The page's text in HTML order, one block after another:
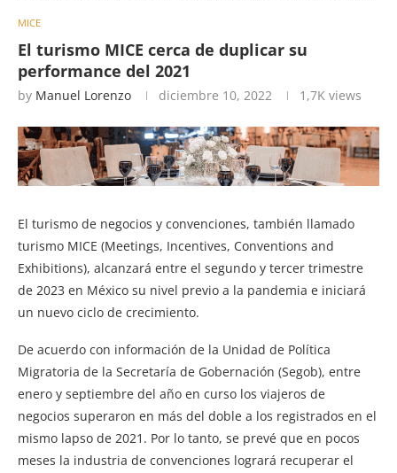
MICE
El turismo MICE cerca de duplicar su
performance del 2021
by Manuel Lorenzo diciembre 10, 2022 1,7K views
El turismo de negocios y convenciones, también llamado
turismo MICE (Meetings, Incentives, Conventions and
Exhibitions), alcanzará entre el segundo y tercer trimestre
de 2023 en México su nivel previo a la pandemia e iniciará
un nuevo ciclo de crecimiento.
De acuerdo con información de la Unidad de Política
Migratoria de la Secretaría de Gobernación (Segob), entre
enero y septiembre del año en curso los viajeros de
negocios superaron en más del doble a los registrados en el
mismo lapso de 2021. Por lo tanto, se prevé que en pocos
meses la industria de convenciones logrará recuperar el